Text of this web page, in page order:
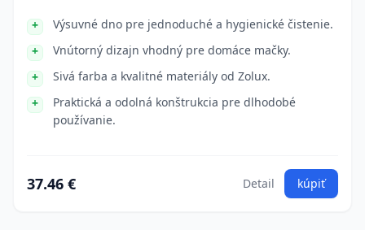
Výsuvné dno pre jednoduché a hygienické čistenie.
Vnútorný dizajn vhodný pre domáce mačky.
Sivá farba a kvalitné materiály od Zolux.
Praktická a odolná konštrukcia pre dlhodobé
používanie.
37.46 € Detail kúpiť